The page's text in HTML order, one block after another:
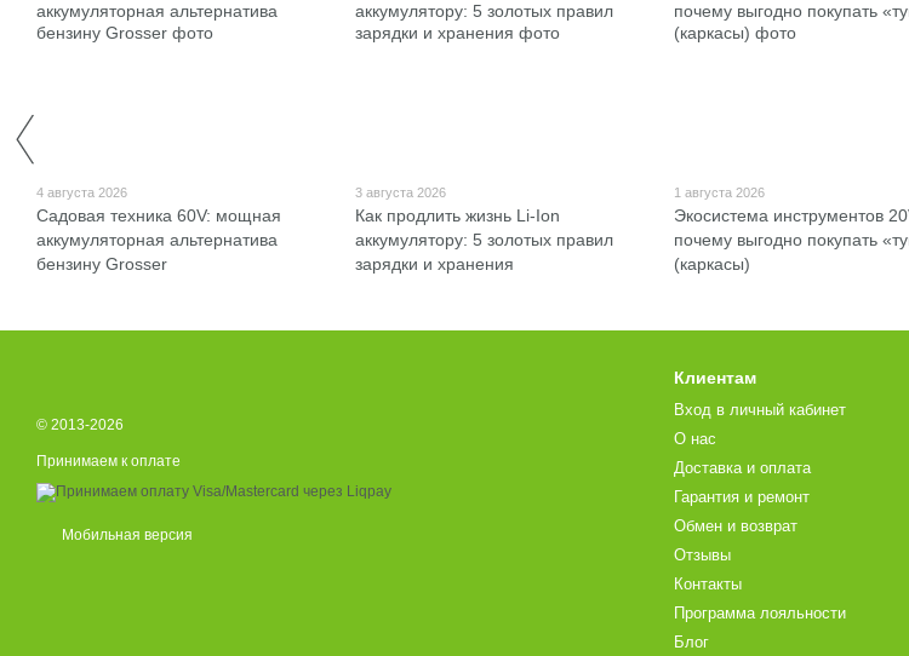
4 августа 2026
Садовая техника 60V: мощная
аккумуляторная альтернатива
бензину Grosser
3 августа 2026
Как продлить жизнь Li-Ion
аккумулятору: 5 золотых правил
зарядки и хранения
1 августа 2026
Экосистема инструментов
почему выгодно покупать
(каркасы)
© 2013-2026
Принимаем к оплате
Мобильная версия
Клиентам
Вход в личный кабинет
О нас
Доставка и оплата
Гарантия и ремонт
Обмен и возврат
Отзывы
Контакты
Программа лояльности
Блог